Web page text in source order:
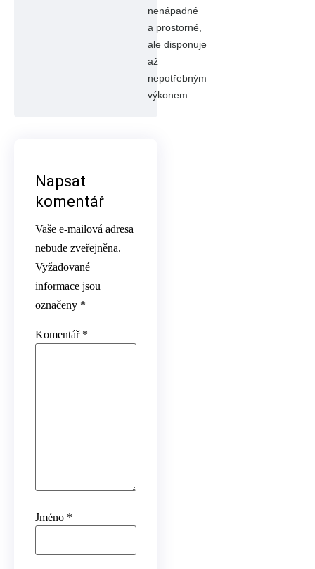
nenápadné
a prostorné,
ale disponuje
až
nepotřebným
výkonem.
Napsat
komentář
Vaše e-mailová adresa
nebude zveřejněna.
Vyžadované
informace jsou
označeny *
Komentář *
Jméno *